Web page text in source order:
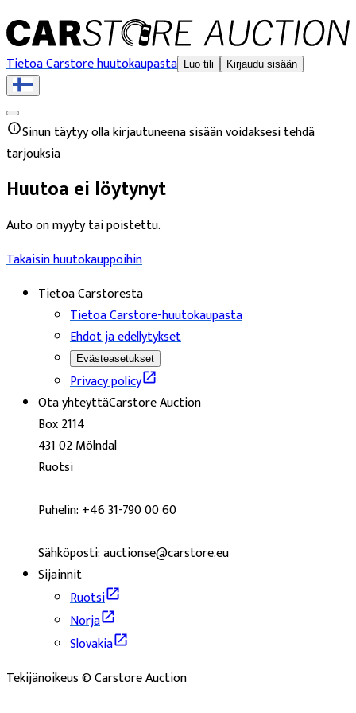
Tietoa Carstore huutokaupasta Luo tili Kirjaudu sisään
Sinun täytyy olla kirjautuneena sisään voidaksesi tehdä
tarjouksia
Huutoa ei löytynyt
Auto on myyty tai poistettu.
Takaisin huutokauppoihin
Tietoa Carstoresta
Tietoa Carstore-huutokaupasta
Ehdot ja edellytykset
Evästeasetukset
Privacy policy
Ota yhteyttäCarstore Auction
Box 2114
431 02 Mölndal
Ruotsi
Puhelin: +46 31-790 00 60
Sähköposti: auctionse@carstore.eu
Sijainnit
Ruotsi
Norja
Slovakia
Tekijänoikeus © Carstore Auction